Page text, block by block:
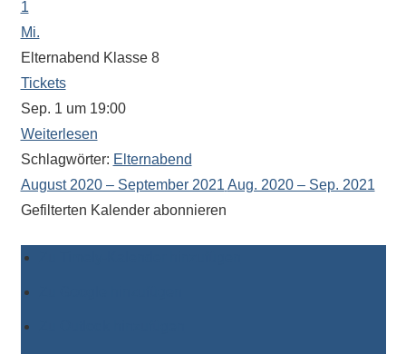
1
Mi.
Elternabend Klasse 8
Tickets
Sep. 1 um 19:00
Weiterlesen
Schlagwörter: Elternabend
August 2020 – September 2021 Aug. 2020 – Sep. 2021
Gefilterten Kalender abonnieren